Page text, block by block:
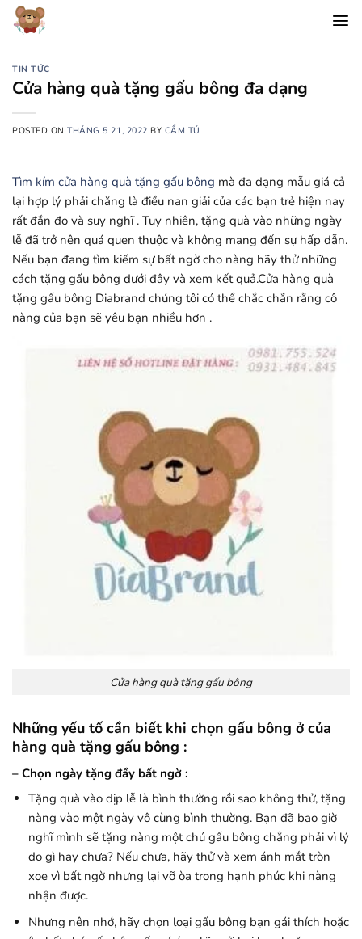
Chuyển
đến
dungTIN TỨC
Cửa hàng quà tặng gấu bông đa dạng
POSTED ONTHÁNG 5 21, 2022 BY CẨM TÚ
Tìm kím cửa hàng quà tặng gấu bông mà đa dạng mẫu giá cả
lại hợp lý phải chăng là điều nan giải của các bạn trẻ hiện nay
rất đắn đo và suy nghĩ . Tuy nhiên, tặng quà vào những ngày
lễ đã trở nên quá quen thuộc và không mang đến sự hấp dẫn.
Nếu bạn đang tìm kiếm sự bất ngờ cho nàng hãy thử những
cách tặng gấu bông dưới đây và xem kết quả.Cửa hàng quà
tặng gấu bông Diabrand chúng tôi có thể chắc chắn rằng cô
nàng của bạn sẽ yêu bạn nhiều hơn .
Cửa hàng quà tặng gấu bông
Những yếu tố cần biết khi chọn gấu bông ở của
hàng quà tặng gấu bông :
– Chọn ngày tặng đầy bất ngờ :
Tặng quà vào dịp lễ là bình thường rồi sao không thử, tặng
nàng vào một ngày vô cùng bình thường. Bạn đã bao giờ
nghĩ mình sẽ tặng nàng một chú gấu bông chẳng phải vì lý
do gì hay chưa? Nếu chưa, hãy thử và xem ánh mắt tròn
xoe vì bất ngờ nhưng lại vỡ òa trong hạnh phúc khi nàng
nhận được.
Nhưng nên nhớ, hãy chọn loại gấu bông bạn gái thích hoặc